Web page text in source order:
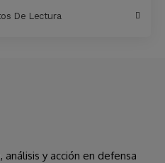
De Lectura
y acción en defensa